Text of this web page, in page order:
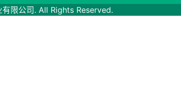
限公司. All Rights Reserved.